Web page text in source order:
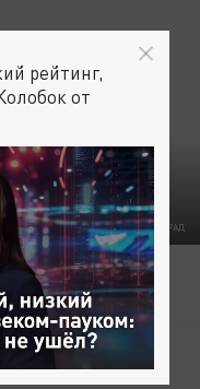
ФОТО: ЦАРЬГРАД
М-12 во
рейтинг,
от